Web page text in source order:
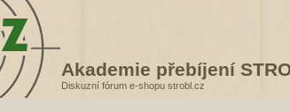
Akademie přebíjení
Diskuzní fórum e-shopu strobl.cz